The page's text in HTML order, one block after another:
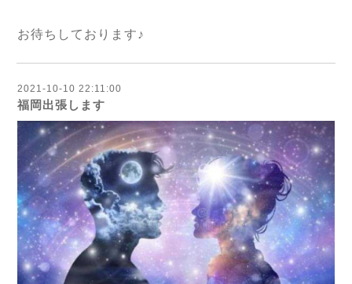
お待ちしております♪
2021-10-10 22:11:00
福岡出張します